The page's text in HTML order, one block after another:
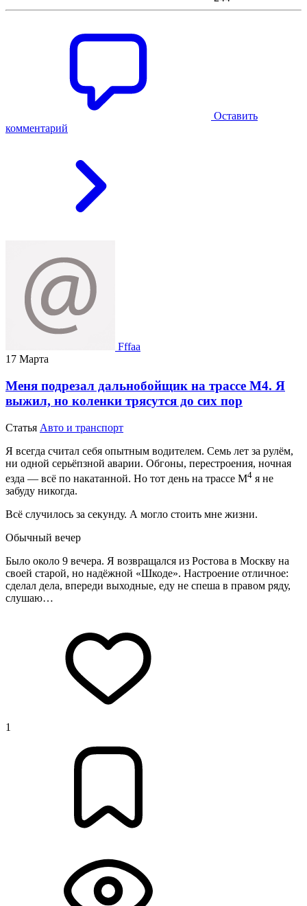
Оставить
комментарий
Fffaa
17 Марта
Меня подрезал дальнобойщик на трассе М4. Я
выжил, но коленки трясутся до сих пор
Статья Авто и транспорт
Я всегда считал себя опытным водителем. Семь лет за рулём,
ни одной серьёпзной аварии. Обгоны, перестроения, ночная
езда — всё по накатанной. Но тот день на трассе М4 я не
забуду никогда.
Всё случилось за секунду. А могло стоить мне жизни.
Обычный вечер
Было около 9 вечера. Я возвращался из Ростова в Москву на
своей старой, но надёжной «Шкоде». Настроение отличное:
сделал дела, впереди выходные, еду не спеша в правом ряду,
слушаю…
1